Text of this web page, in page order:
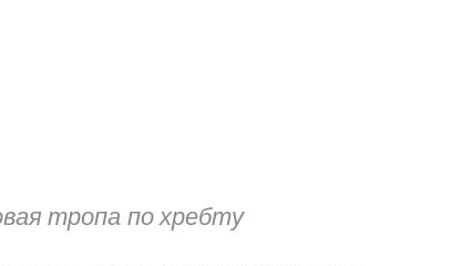
тропа по хребту